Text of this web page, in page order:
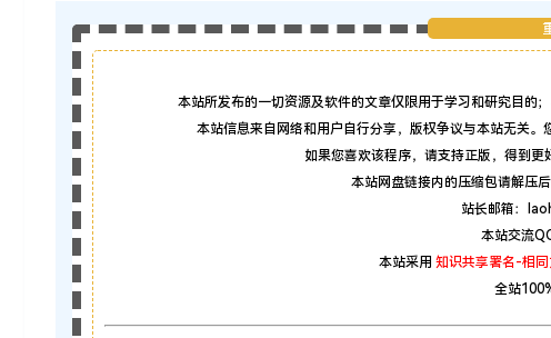
本站所发布的一切资源及软件的文章仅限用于学习和研究目的
本站信息来自网络和用户自行分享，版权争议与本站无关
如果您喜欢该程序，请支持正版，得到
本站网盘链接内的压缩包请解压
站长邮箱：
本站交流